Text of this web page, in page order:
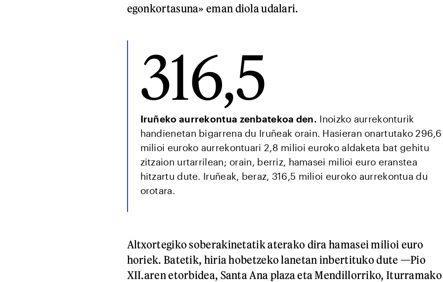
egonkortasuna» eman diola udalari.
316,5
Iruñeko aurrekontua zenbatekoa den. Inoizko aurrekonturik
handienetan bigarrena du Iruñeak orain. Hasieran onartutako 296,6
milioi euroko aurrekontuari 2,8 milioi euroko aldaketa bat gehitu
zitzaion urtarrilean; orain, berriz, hamasei milioi euro eranstea
hitzartu dute. Iruñeak, beraz, 316,5 milioi euroko aurrekontua du
orotara.
Altxortegiko soberakinetatik aterako dira hamasei milioi euro
horiek. Batetik, hiria hobetzeko lanetan inbertituko dute —Pio
XII.aren etorbidea, Santa Ana plaza eta Mendillorriko, Iturramako